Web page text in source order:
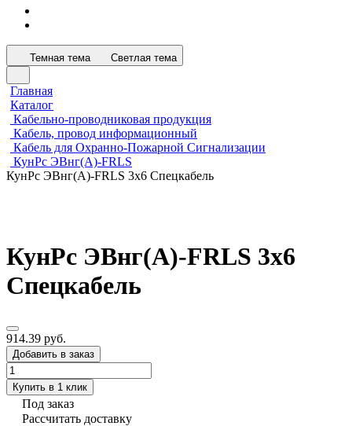
Темная тема Светлая тема
Главная
Каталог
Кабельно-проводниковая продукция
Кабель, провод информационный
Кабель для Охранно-Пожарной Сигнализации
КунРс ЭВнг(А)-FRLS
КунРс ЭВнг(А)-FRLS 3х6 Спецкабель
КунРс ЭВнг(А)-FRLS 3х6
Спецкабель
914.39 руб.
Добавить в заказ
Купить в 1 клик
Под заказ
Рассчитать доставку